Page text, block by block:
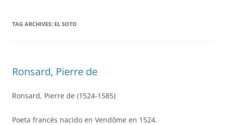
TAG ARCHIVES: EL SOTO
Ronsard, Pierre de
Ronsard, Pierre de (1524-1585)
Poeta francés nacido en Vendôme en 1524.